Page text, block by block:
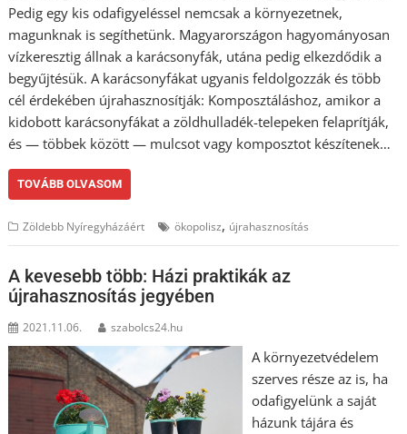
Pedig egy kis odafigyeléssel nemcsak a környezetnek,
magunknak is segíthetünk. Magyarországon hagyományosan
vízkeresztig állnak a karácsonyfák, utána pedig elkezdődik a
begyűjtésük. A karácsonyfákat ugyanis feldolgozzák és több
cél érdekében újrahasznosítják: Komposztáláshoz, amikor a
kidobott karácsonyfákat a zöldhulladék-telepeken felaprítják,
és — többek között — mulcsot vagy komposztot készítenek…
TOVÁBB OLVASOM
Zöldebb Nyíregyházáért ökopolisz, újrahasznosítás
A kevesebb több: Házi praktikák az
újrahasznosítás jegyében
2021.11.06. szabolcs24.hu
A környezetvédelem
szerves része az is, ha
odafigyelünk a saját
házunk tájára és